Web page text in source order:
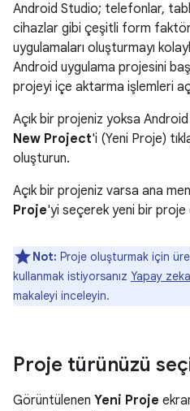
Android Studio; telefonlar,
cihazlar gibi çeşitli form
uygulamaları oluşturmayı
Android uygulama projesini
projeyi içe aktarma işlemleri
Açık bir projeniz yoksa
New Project'i (Yeni Proje)
oluşturun.
Açık bir projeniz varsa ana
Proje'yi seçerek yeni bir proje
Not: Proje oluşturmak için
kullanmak istiyorsanız Yapay
makaleyi inceleyin.
Proje türünüzü
Görüntülenen Yeni Proje